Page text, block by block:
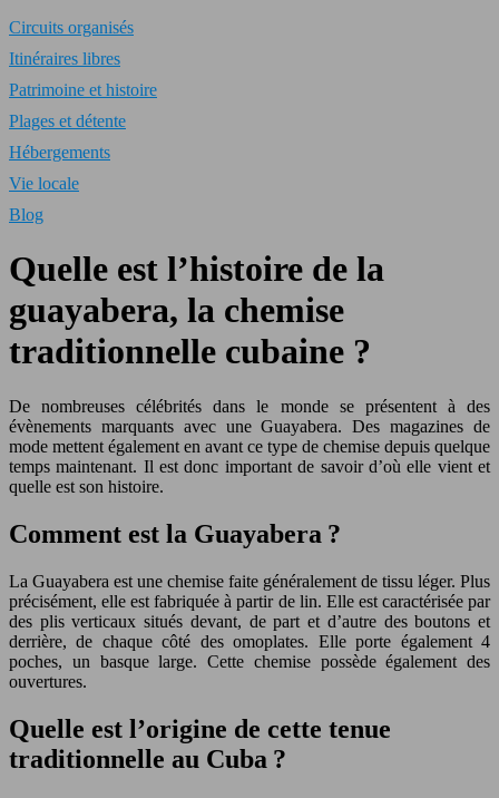
Circuits organisés
Itinéraires libres
Patrimoine et histoire
Plages et détente
Hébergements
Vie locale
Blog
Quelle est l’histoire de la
guayabera, la chemise
traditionnelle cubaine ?
De nombreuses célébrités dans le monde se présentent à des
évènements marquants avec une Guayabera. Des magazines de
mode mettent également en avant ce type de chemise depuis quelque
temps maintenant. Il est donc important de savoir d’où elle vient et
quelle est son histoire.
Comment est la Guayabera ?
La Guayabera est une chemise faite généralement de tissu léger. Plus
précisément, elle est fabriquée à partir de lin. Elle est caractérisée par
des plis verticaux situés devant, de part et d’autre des boutons et
derrière, de chaque côté des omoplates. Elle porte également 4
poches, un basque large. Cette chemise possède également des
ouvertures.
Quelle est l’origine de cette tenue
traditionnelle au Cuba ?